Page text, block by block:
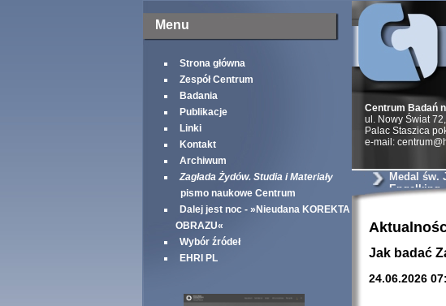
Menu
Strona główna
Zespół Centrum
Badania
Publikacje
Linki
Kontakt
Archiwum
Zagłada Żydów. Studia i Materiały
pismo naukowe Centrum
Dalej jest noc - »Nieudana KOREKTA
OBRAZU«
Wybór źródeł
EHRI PL
Centrum Badań
ul. Nowy Świat
Palac Staszica
e-mail:
Medal św.
Engelking
Jak badać
24.06.2026